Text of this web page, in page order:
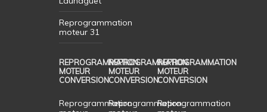
Reprogrammation
moteur 31
REPROGRAMMATION
MOTEUR
CONVERSION
Reprogrammation
REPROGRAMMATION
MOTEUR
CONVERSION
Reprogrammation
REPROGRAMMATION
MOTEUR
CONVERSION
Reprogrammation